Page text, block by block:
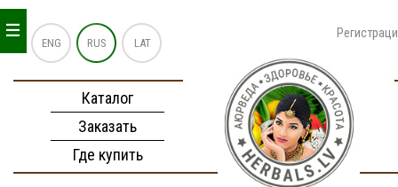
ENG RUS LAT
Каталог
Заказать
Где купить
_
_
_